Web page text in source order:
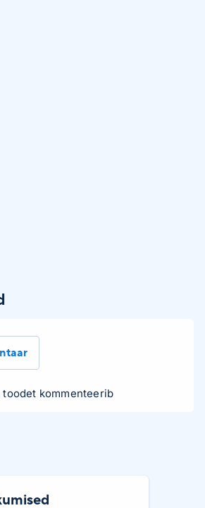
toodet kommenteerib